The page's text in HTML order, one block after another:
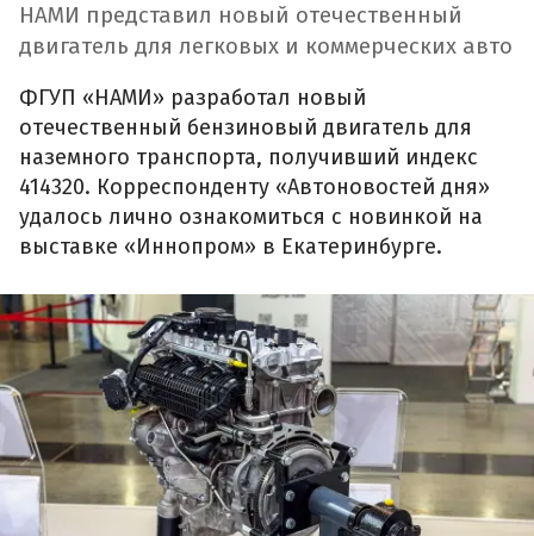
НАМИ представил новый отечественный
двигатель для легковых и коммерческих авто
ФГУП «НАМИ» разработал новый
отечественный бензиновый двигатель для
наземного транспорта, получивший индекс
414320. Корреспонденту «Автоновостей дня»
удалось лично ознакомиться с новинкой на
выставке «Иннопром» в Екатеринбурге.